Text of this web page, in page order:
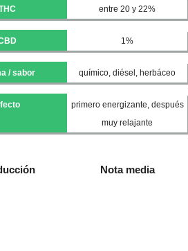
entre 20 y 22%
1%
/ sabor químico, diésel, herbáceo
primero energizante, después
muy relajante
Nota media